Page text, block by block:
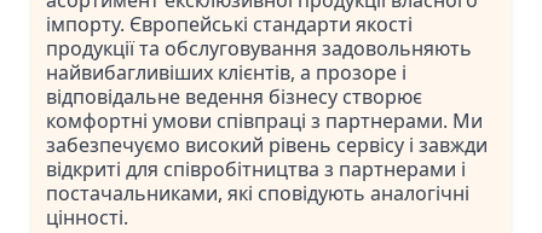
імпорту. Європейські стандарти якості
продукції та обслуговування задовольняють
найвибагливіших клієнтів, а прозоре і
відповідальне ведення бізнесу створює
комфортні умови співпраці з партнерами. Ми
забезпечуємо високий рівень сервісу і завжди
відкриті для співробітництва з партнерами і
постачальниками, які сповідують аналогічні
цінності.